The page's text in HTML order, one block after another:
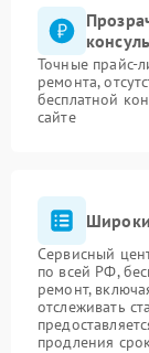
Точные прайс-
ремонта,
бесплатной
сайте
Сервисный
по всей РФ,
ремонт,
отслеживать
продления